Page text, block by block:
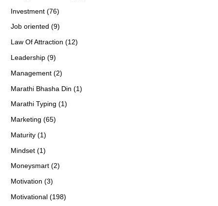
Investment (76)
Job oriented (9)
Law Of Attraction (12)
Leadership (9)
Management (2)
Marathi Bhasha Din (1)
Marathi Typing (1)
Marketing (65)
Maturity (1)
Mindset (1)
Moneysmart (2)
Motivation (3)
Motivational (198)